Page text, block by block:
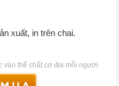
xuất, in trên chai.
vào thể chất cơ địa mỗi người